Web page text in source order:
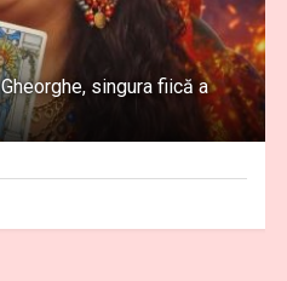
singura fiică a